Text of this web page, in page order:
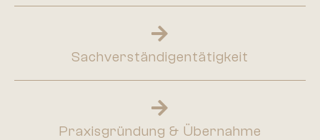
Sachverständigentätigkeit
Praxisgründung & Übernahme